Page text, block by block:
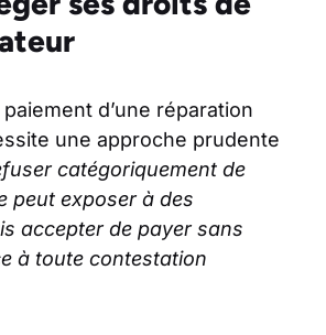
d’une réparation
une approche prudente
catégoriquement de
peut exposer à des
accepter de payer sans
à toute contestation